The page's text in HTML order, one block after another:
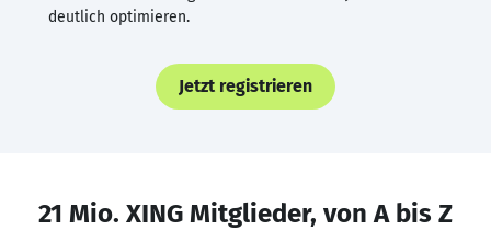
deutlich optimieren.
Jetzt registrieren
21 Mio. XING Mitglieder, von A bis Z